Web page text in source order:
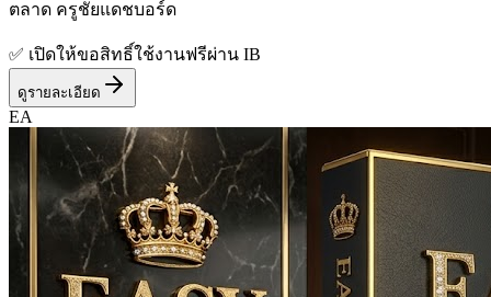
ตลาด ครูชัยแดชบอร์ด
✅ เปิดให้ขอสิทธิ์ใช้งานฟรีผ่าน IB
ดูรายละเอียด
EA